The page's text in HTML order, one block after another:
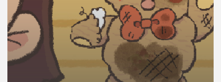
ข่าว
และ
กิจกรรม